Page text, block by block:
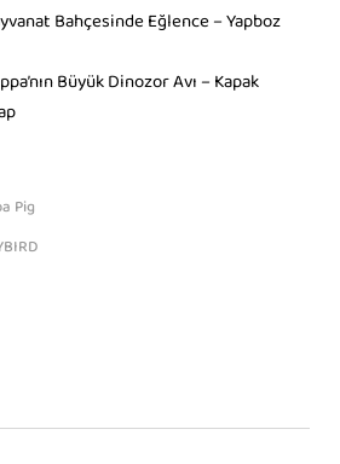
Bahçesinde Eğlence – Yapboz
Büyük Dinozor Avı – Kapak
Pig